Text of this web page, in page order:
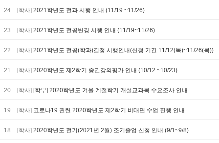
24 [학사] 2021학년도 전과 시행 안내 (11/19 ~11/26)
23 [학사] 2021학년도 전공변경 시행 안내 (11/19~11/26)
22 [학사] 2021학년도 전공(학과)결정 시행안내(신청 기간 11/12(목)~11/26(목))
21 [학사] 2020학년도 제2학기 중간강의평가 안내 (10/12 ~10/23)
20 [학사] [학부] 2020학년도 겨울 계절학기 개설교과목 수요조사 안내
19 [학사] 코로나19 관련 2020학년도 제2학기 비대면 수업 진행 안내
18 [학사] 2020학년도 전기(2021년 2월) 조기졸업 신청 안내 (9/1~9/8)